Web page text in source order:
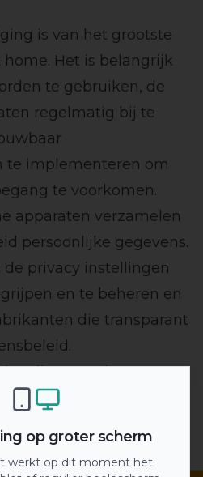
is van het grootste
Het is belangrijk
te gebruiken, de
regelmatig bij te
te implementeren om
te voorkomen.
apparaten verzamelen
persoonlijke gegevens.
privacy instellingen
en te beheren en
die transparant
alle smart home
met elkaar. Het is
voor apparaten die
protocollen of die
op groter scherm
werkt op dit moment het